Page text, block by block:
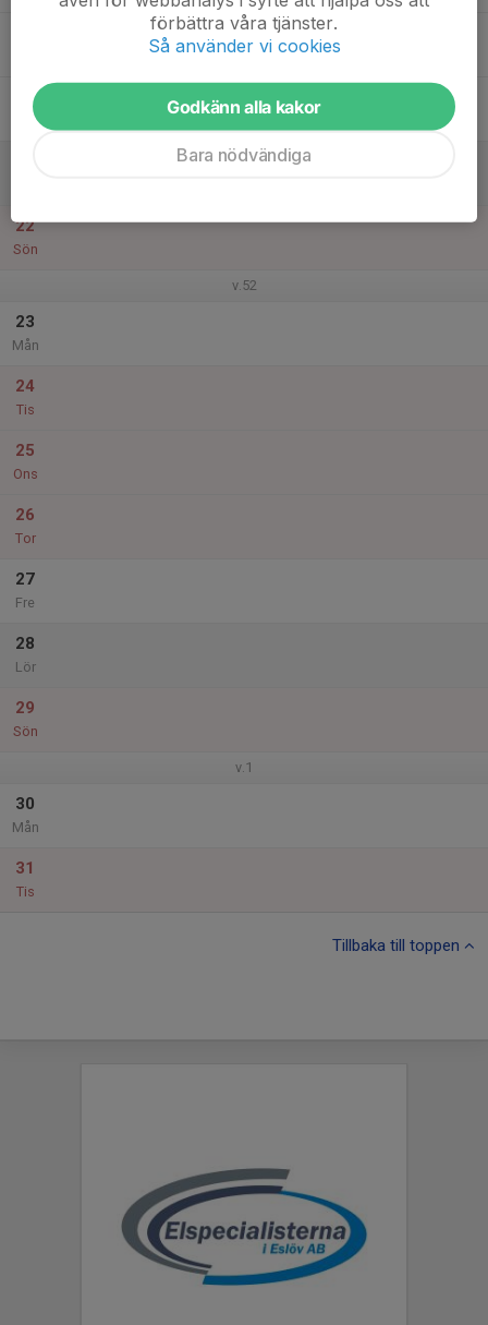
20
Fre
22
Sön
v.52
23
Mån
24
Tis
25
Ons
26
Tor
27
Fre
28
Lör
29
Sön
v.1
30
Mån
31
Tis
Tillbaka till toppen
förbättra våra tjänster.
Så använder vi cookies
Godkänn alla kakor
Bara nödvändiga